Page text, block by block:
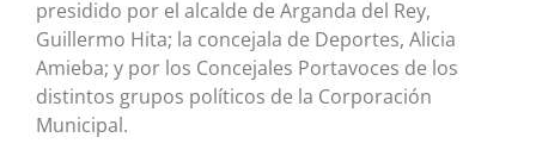
presidido por el alcalde de Arganda del Rey,
Guillermo Hita; la concejala de Deportes, Alicia
Amieba; y por los Concejales Portavoces de los
distintos grupos políticos de la Corporación
Municipal.